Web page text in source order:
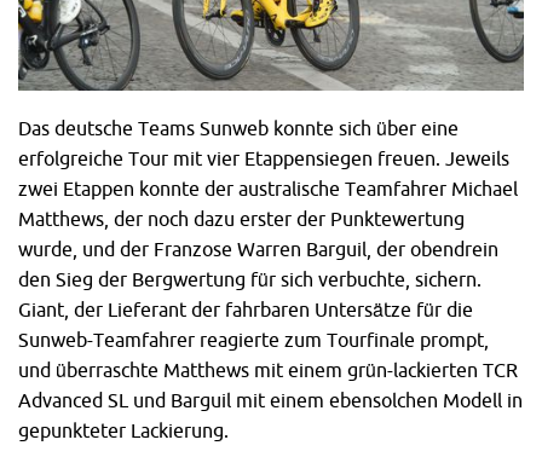
Das deutsche Teams Sunweb konnte sich über eine
erfolgreiche Tour mit vier Etappensiegen freuen. Jeweils
zwei Etappen konnte der australische Teamfahrer Michael
Matthews, der noch dazu erster der Punktewertung
wurde, und der Franzose Warren Barguil, der obendrein
den Sieg der Bergwertung für sich verbuchte, sichern.
Giant, der Lieferant der fahrbaren Untersätze für die
Sunweb-Teamfahrer reagierte zum Tourfinale prompt,
und überraschte Matthews mit einem grün-lackierten TCR
Advanced SL und Barguil mit einem ebensolchen Modell in
gepunkteter Lackierung.